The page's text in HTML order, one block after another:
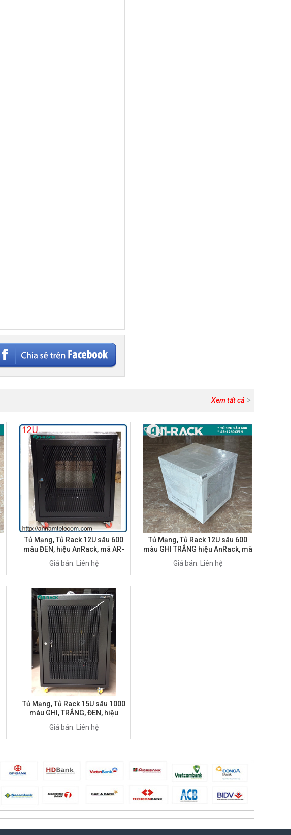
Xem tất cả
Tủ Mạng, Tủ Rack 12U sâu 600
màu ĐEN, hiệu AnRack, mã AR-
Giá bán: Liên hệ
Tủ Mạng, Tủ Rack 12U sâu 600
màu GHI TRẮNG hiệu AnRack, mã
Giá bán: Liên hệ
Tủ Mạng, Tủ Rack 15U sâu 1000
màu GHI, TRẮNG, ĐEN, hiệu
Giá bán: Liên hệ